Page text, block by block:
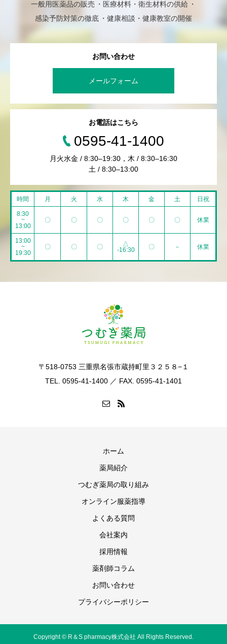
一般用医薬品の販売
医療材料・衛生材料の供給
感染予防対策の徹底
健康相談・健康教室の開催
お問い合わせ
メールフォーム
お電話はこちら
0595-41-1400
月火水金 / 8:30–19:30，木 / 8:30–16:30
土 / 8:30–13:00
時間 月 火 水 木 金 土 日祝
8:30
~
13:00
〇 〇 〇 〇 〇 〇 休業
13:00
~
19:30
〇 〇 〇
△
-16:30
〇 － 休業
〒518-0753 三重県名張市蔵持町里３２５８−１
TEL. 0595-41-1400 ／ FAX. 0595-41-1401
ホーム
薬局紹介
つむぎ薬局の取り組み
オンライン服薬指導
よくある質問
会社案内
採用情報
薬剤師コラム
お問い合わせ
プライバシーポリシー
Copyright © R＆S pharmacy株式会社 All Rights Reserved.